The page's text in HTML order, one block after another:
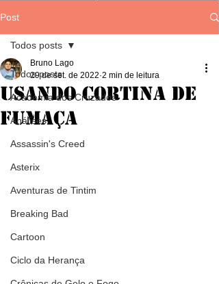
Post
Todos posts
Academia dos Cruzados
Análises
Assassin's Creed
Asterix
Aventuras de Tintim
Breaking Bad
Cartoon
Ciclo da Herança
Todos posts
Usando Cortina de
Fumaça
Bruno Lago
29 de set. de 2022 2 min de leitura